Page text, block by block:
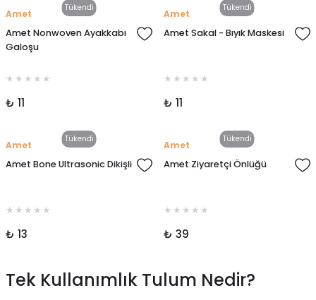
Tükendi
Amet
Amet Nonwoven Ayakkabı
Galoşu
₺ 11
Tükendi
Amet
Amet Sakal - Bıyık Maskesi
₺ 11
Tükendi
Amet
Amet Bone Ultrasonic Dikişli
₺ 13
Tükendi
Amet
Amet Ziyaretçi Önlüğü
₺ 39
Tek Kullanımlık Tulum Nedir?